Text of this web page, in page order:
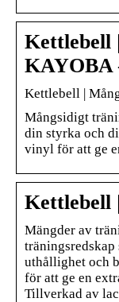
Kettlebell
KAYOBA
Kettlebell |
Mångsidigt
din styrka och
vinyl för att ge
Kettlebell
Mängder av
uthållighet och
för att ge en
Tillverkad av